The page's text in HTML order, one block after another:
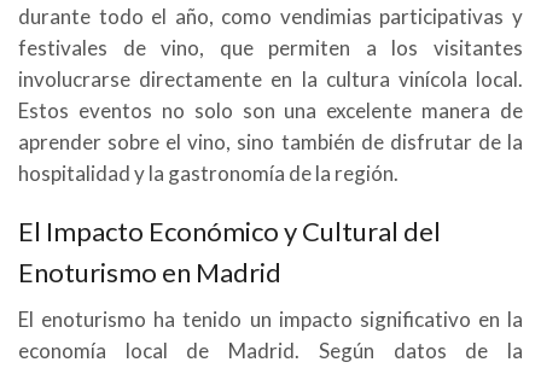
durante todo el año, como vendimias participativas y
festivales de vino, que permiten a los visitantes
involucrarse directamente en la cultura vinícola local.
Estos eventos no solo son una excelente manera de
aprender sobre el vino, sino también de disfrutar de la
hospitalidad y la gastronomía de la región.
El Impacto Económico y Cultural del
Enoturismo en Madrid
El enoturismo ha tenido un impacto significativo en la
economía local de Madrid. Según datos de la